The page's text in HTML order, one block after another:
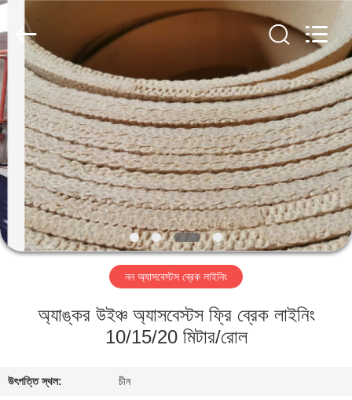
বাড়ি
পণ্য
আমাদের
সম্পর্কে
কারখানা
Xinyan
Friction
Materials
Ltd..
Reserved.
নন অ্যাসবেস্টস ব্রেক লাইনিং
অ্যাঙ্কর উইঞ্চ অ্যাসবেস্টস ফ্রি ব্রেক লাইনিং
10/15/20 মিটার/রোল
উৎপত্তি স্থল: চীন